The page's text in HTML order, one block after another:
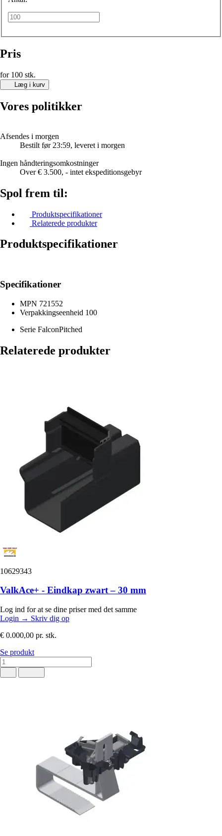
Pris
for 100 stk.
Læg i kurv
Vores politikker
Afsendes i morgen
Bestilt før 23:59, leveret i morgen
Ingen håndteringsomkostninger
Over € 3.500, - intet ekspeditionsgebyr
Spol frem til:
Produktspecifikationer
Relaterede produkter
Produktspecifikationer
Specifikationer
MPN 721552
Verpakkingseenheid 100
Serie FalconPitched
Relaterede produkter
10629343
ValkAce+ - Eindkap zwart – 30 mm
Log ind for at se dine priser med det samme
Login → Skriv dig op
€ 0.000,00 pr. stk.
Se produkt